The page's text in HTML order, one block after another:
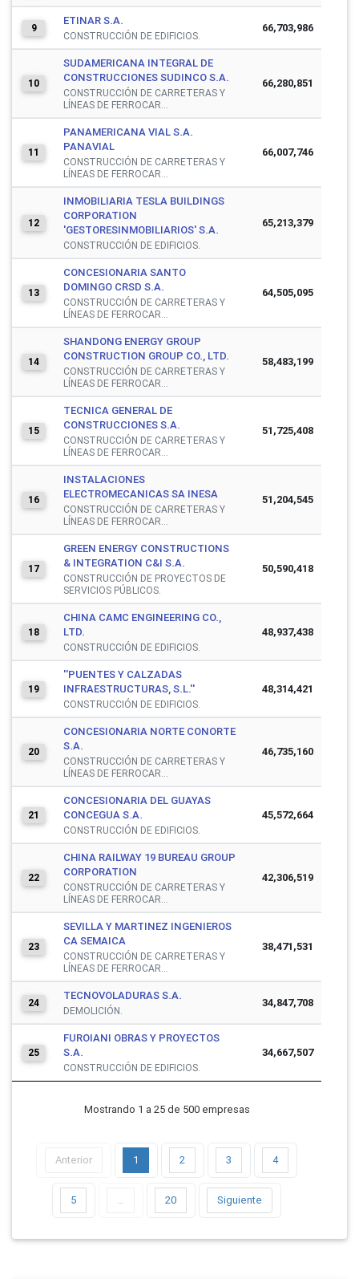
9
ETINAR S.A.
CONSTRUCCIÓN DE EDIFICIOS.
66,703,986
10
SUDAMERICANA INTEGRAL DE
CONSTRUCCIONES SUDINCO S.A.
CONSTRUCCIÓN DE CARRETERAS Y
LÍNEAS DE FERROCAR...
66,280,851
11
PANAMERICANA VIAL S.A.
PANAVIAL
CONSTRUCCIÓN DE CARRETERAS Y
LÍNEAS DE FERROCAR...
66,007,746
12
INMOBILIARIA TESLA BUILDINGS
CORPORATION
'GESTORESINMOBILIARIOS' S.A.
CONSTRUCCIÓN DE EDIFICIOS.
65,213,379
13
CONCESIONARIA SANTO
DOMINGO CRSD S.A.
CONSTRUCCIÓN DE CARRETERAS Y
LÍNEAS DE FERROCAR...
64,505,095
14
SHANDONG ENERGY GROUP
CONSTRUCTION GROUP CO., LTD.
CONSTRUCCIÓN DE CARRETERAS Y
LÍNEAS DE FERROCAR...
58,483,199
15
TECNICA GENERAL DE
CONSTRUCCIONES S.A.
CONSTRUCCIÓN DE CARRETERAS Y
LÍNEAS DE FERROCAR...
51,725,408
16
INSTALACIONES
ELECTROMECANICAS SA INESA
CONSTRUCCIÓN DE CARRETERAS Y
LÍNEAS DE FERROCAR...
51,204,545
17
GREEN ENERGY CONSTRUCTIONS
& INTEGRATION C&I S.A.
CONSTRUCCIÓN DE PROYECTOS DE
SERVICIOS PÚBLICOS.
50,590,418
18
CHINA CAMC ENGINEERING CO.,
LTD.
CONSTRUCCIÓN DE EDIFICIOS.
48,937,438
19
''PUENTES Y CALZADAS
INFRAESTRUCTURAS, S.L.''
CONSTRUCCIÓN DE EDIFICIOS.
48,314,421
20
CONCESIONARIA NORTE CONORTE
S.A.
CONSTRUCCIÓN DE CARRETERAS Y
LÍNEAS DE FERROCAR...
46,735,160
21
CONCESIONARIA DEL GUAYAS
CONCEGUA S.A.
CONSTRUCCIÓN DE EDIFICIOS.
45,572,664
22
CHINA RAILWAY 19 BUREAU GROUP
CORPORATION
CONSTRUCCIÓN DE CARRETERAS Y
LÍNEAS DE FERROCAR...
42,306,519
23
SEVILLA Y MARTINEZ INGENIEROS
CA SEMAICA
CONSTRUCCIÓN DE CARRETERAS Y
LÍNEAS DE FERROCAR...
38,471,531
24
TECNOVOLADURAS S.A.
DEMOLICIÓN.
34,847,708
25
FUROIANI OBRAS Y PROYECTOS
S.A.
CONSTRUCCIÓN DE EDIFICIOS.
34,667,507
Mostrando 1 a 25 de 500 empresas
Anterior 1 2 3 4
5 … 20 Siguiente